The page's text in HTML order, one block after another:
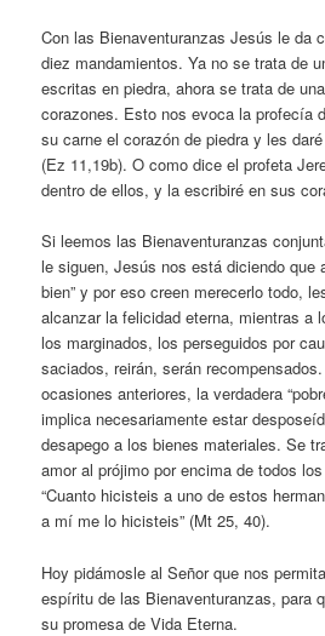
Con las Bienaventuranzas Jesús le da
diez mandamientos. Ya no se trata de
escritas en piedra, ahora se trata de
corazones. Esto nos evoca la profecía
su carne el corazón de piedra y les
(Ez 11,19b). O como dice el profeta
dentro de ellos, y la escribiré en sus
Si leemos las Bienaventuranzas
le siguen, Jesús nos está diciendo que
bien” y por eso creen merecerlo todo,
alcanzar la felicidad eterna, mientras a
los marginados, los perseguidos por
saciados, reirán, serán
ocasiones anteriores, la verdadera
implica necesariamente estar
desapego a los bienes materiales. Se
amor al prójimo por encima de todos
“Cuanto hicisteis a uno de estos
a mí me lo hicisteis” (Mt 25, 40).
Hoy pidámosle al Señor que nos
espíritu de las Bienaventuranzas, para
su promesa de Vida Eterna.